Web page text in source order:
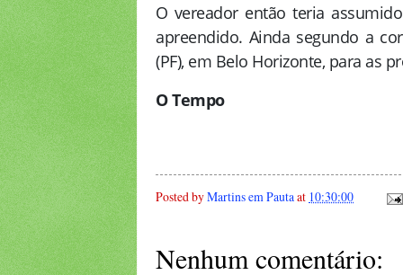
O vereador então teria
apreendido. Ainda segundo a
(PF), em Belo Horizonte, para as
O Tempo
Posted byMartins em Pautaat 10:30:00
Nenhum comentário: